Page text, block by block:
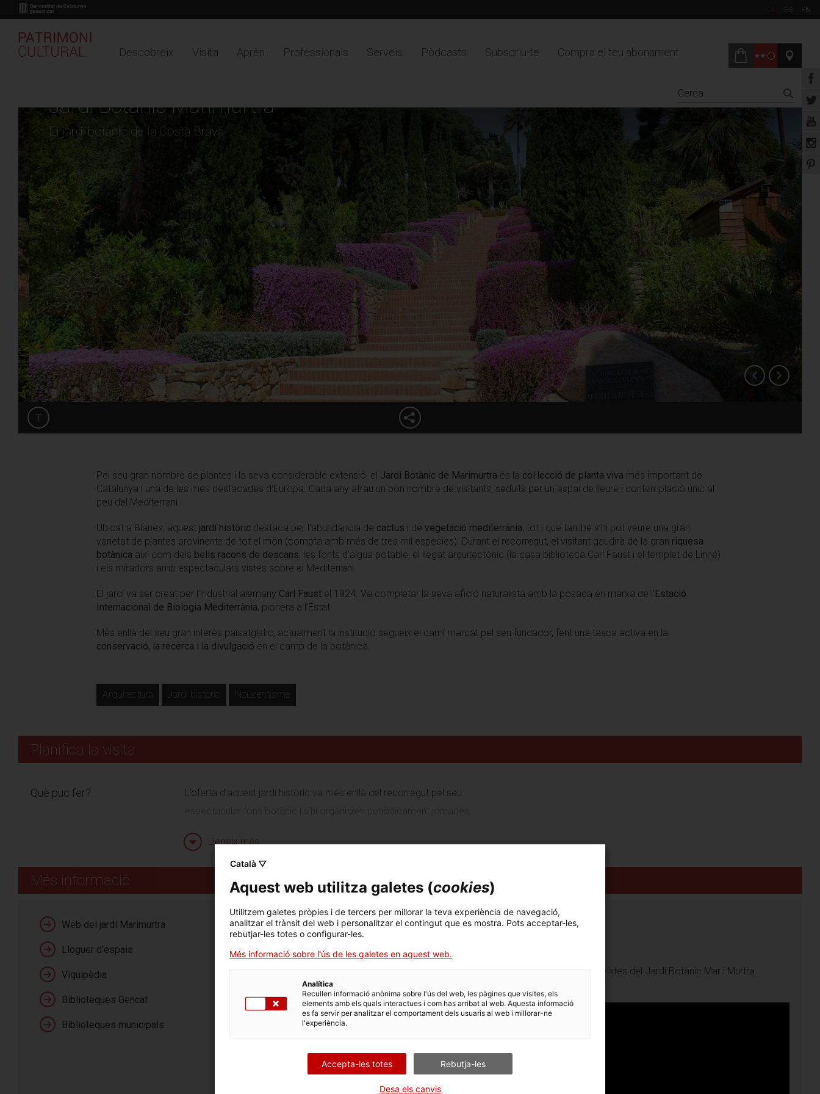
CA ES EN
Descobreix Visita Aprèn Professionals Serveis Pòdcasts Subscriu-te Compra el teu abonament
Buy online
TimelineMapa
Jardí Botànic Marimurtra
El jardí botànic de la Costa Brava
T
Pel seu gran nombre de plantes i la seva considerable extensió, el Jardí Botànic de Marimurtra és la col·lecció de planta viva més important de
Catalunya i una de les més destacades d'Europa. Cada any atrau un bon nombre de visitants, seduïts per un espai de lleure i contemplació únic al
peu del Mediterrani.
Ubicat a Blanes, aquest jardí històric destaca per l'abundància de cactus i de vegetació mediterrània, tot i que també s’hi pot veure una gran
varietat de plantes provinents de tot el món (compta amb més de tres mil espècies). Durant el recorregut, el visitant gaudirà de la gran riquesa
botànica així com dels bells racons de descans, les fonts d'aigua potable, el llegat arquitectònic (la casa biblioteca Carl Faust i el templet de Linné)
i els miradors amb espectaculars vistes sobre el Mediterrani.
El jardí va ser creat per l’industrial alemany Carl Faust el 1924. Va completar la seva afició naturalista amb la posada en marxa de l'Estació
Internacional de Biologia Mediterrània, pionera a l’Estat.
Més enllà del seu gran interès paisatgístic, actualment la institució segueix el camí marcat pel seu fundador, fent una tasca activa en la
conservació, la recerca i la divulgació en el camp de la botànica.
Arquitectura Jardí històric Noucentisme
Planifica la visita
Què puc fer?
L’oferta d’aquest jardí històric va més enllà del recorregut pel seu
Serveis
Horaris
Llegeix més
Més informació
Web del jardí Marimurtra
Lloguer d'espais
Viquipèdia
Biblioteques Gencat
Biblioteques municipals
Històries del patrimoni
El jardí des de l’aire
Espectacular reportatge aeri amb les millors vistes del Jardí Botànic Mar i Murtra.
Català ▽
Aquest web utilitza galetes (cookies)
Utilitzem galetes pròpies i de tercers per millorar la teva experiència de navegació,
analitzar el trànsit del web i personalitzar el contingut que es mostra. Pots acceptar-les,
rebutjar-les totes o configurar-les.
Més informació sobre l'ús de les galetes en aquest web.
Analítica
Recullen informació anònima sobre l'ús del web, les pàgines que visites, els
elements amb els quals interactues i com has arribat al web. Aquesta informació
es fa servir per analitzar el comportament dels usuaris al web i millorar-ne
l'experiència.
Accepta-les totes Rebutja-les
Desa els canvis